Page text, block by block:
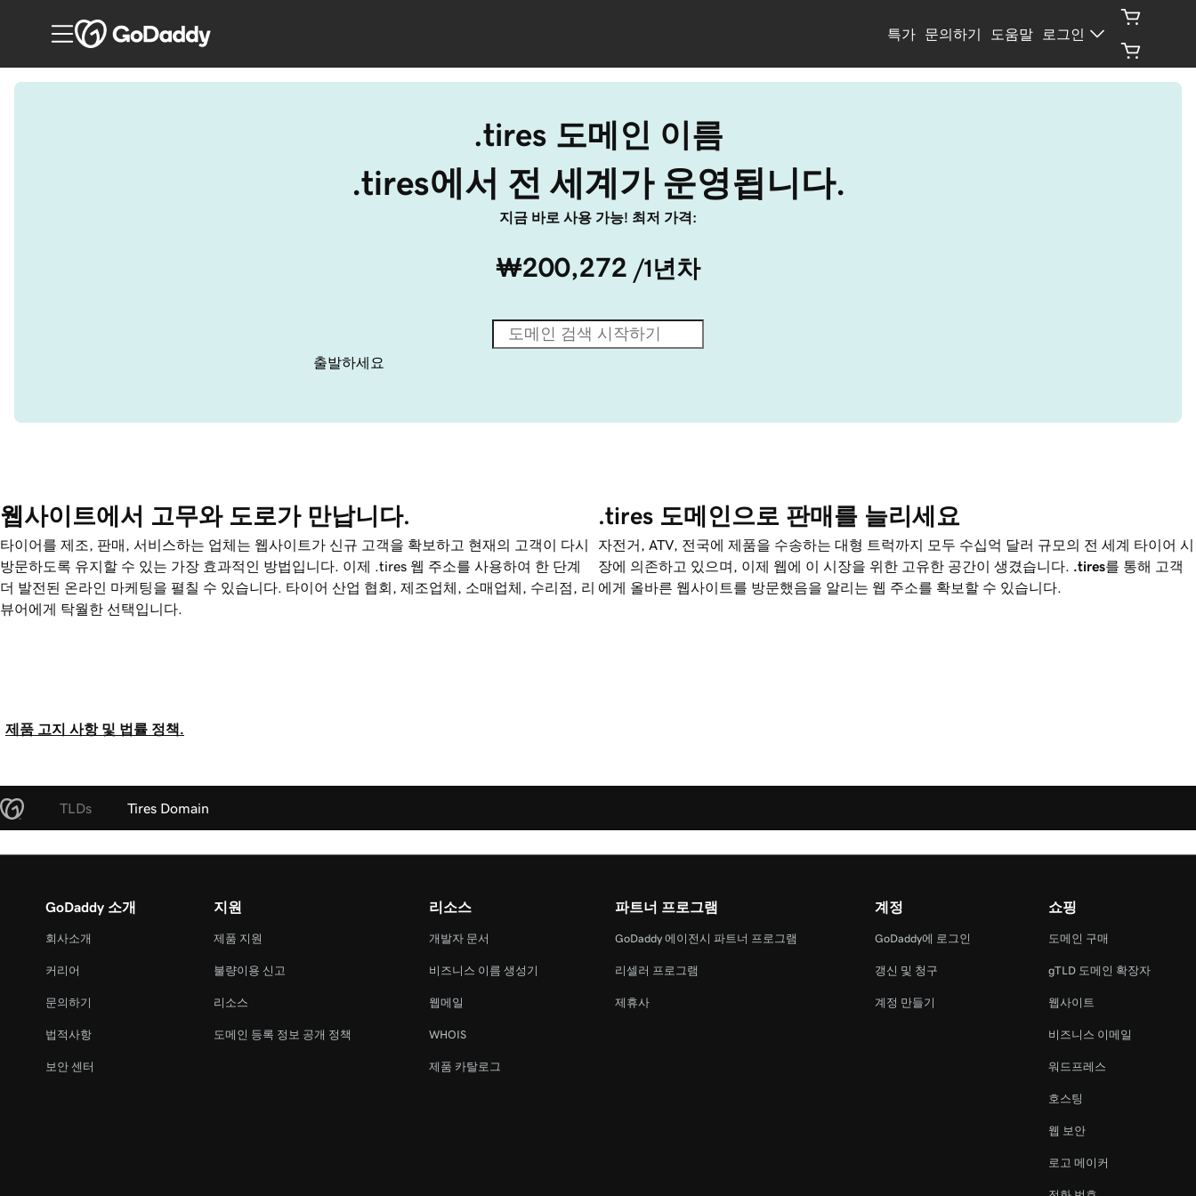
특가 문의하기 도움말 로그인
.tires 도메인 이름
.tires에서 전 세계가 운영됩니다.
지금 바로 사용 가능! 최저 가격:
₩200,272 /1년차
출발하세요
웹사이트에서 고무와 도로가 만납니다.
타이어를 제조, 판매, 서비스하는 업체는 웹사이트가 신규 고객을 확보하고 현재의 고객이 다시
방문하도록 유지할 수 있는 가장 효과적인 방법입니다. 이제 .tires 웹 주소를 사용하여 한 단계
더 발전된 온라인 마케팅을 펼칠 수 있습니다. 타이어 산업 협회, 제조업체, 소매업체, 수리점, 리
뷰어에게 탁월한 선택입니다.
.tires 도메인으로 판매를 늘리세요
자전거, ATV, 전국에 제품을 수송하는 대형 트럭까지 모두 수십억 달러 규모의 전 세계 타이어 시
장에 의존하고 있으며, 이제 웹에 이 시장을 위한 고유한 공간이 생겼습니다. .tires를 통해 고객
에게 올바른 웹사이트를 방문했음을 알리는 웹 주소를 확보할 수 있습니다.
제품 고지 사항 및 법률 정책.
TLDs Tires Domain
GoDaddy 소개
회사소개
커리어
문의하기
법적사항
보안 센터
지원
제품 지원
불량이용 신고
리소스
도메인 등록 정보 공개 정책
리소스
개발자 문서
비즈니스 이름 생성기
웹메일
WHOIS
제품 카탈로그
파트너 프로그램
GoDaddy 에이전시 파트너 프로그램
리셀러 프로그램
제휴사
계정
GoDaddy에 로그인
갱신 및 청구
계정 만들기
쇼핑
도메인 구매
gTLD 도메인 확장자
웹사이트
비즈니스 이메일
워드프레스
호스팅
웹 보안
로고 메이커